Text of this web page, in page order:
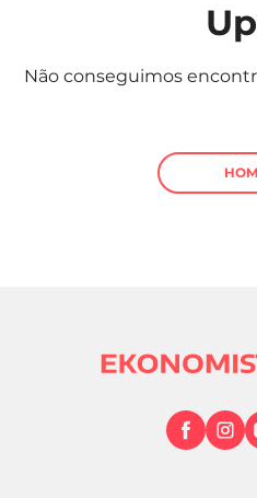
Sociedade
Negócios
Não conseguimos